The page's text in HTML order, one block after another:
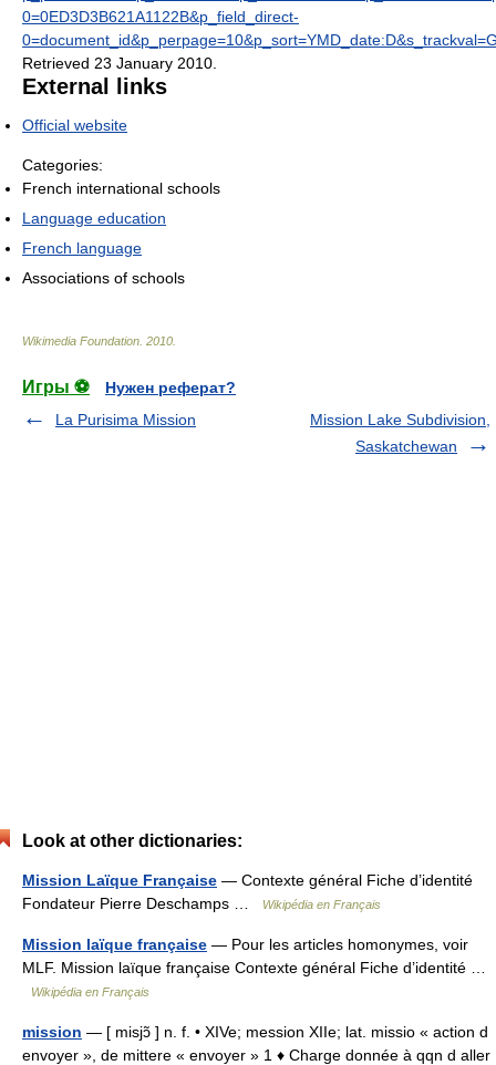
0=0ED3D3B621A1122B&p_field_direct-
Retrieved 23 January 2010
External links
Official website
Categories:
French international schools
Language education
French language
Associations of schools
Wikimedia Foundation 2010
Игры ⚽
Нужен реферат?
La Purisima Mission
Mission Lake Subdivision,
Saskatchewan
Look at other dictionaries:
Mission Laïque Française — Contexte général Fiche d’identité
Fondateur Pierre Deschamps …
Wikipédia en Français
Mission laïque française — Pour les articles homonymes, voir
MLF. Mission laïque française Contexte général Fiche d’identité …
Wikipédia en Français
mission — [ misjɔ̃ ] n. f. • XIVe; mession XIIe; lat. missio « action d
envoyer », de mittere « envoyer » 1 ♦ Charge donnée à qqn d aller